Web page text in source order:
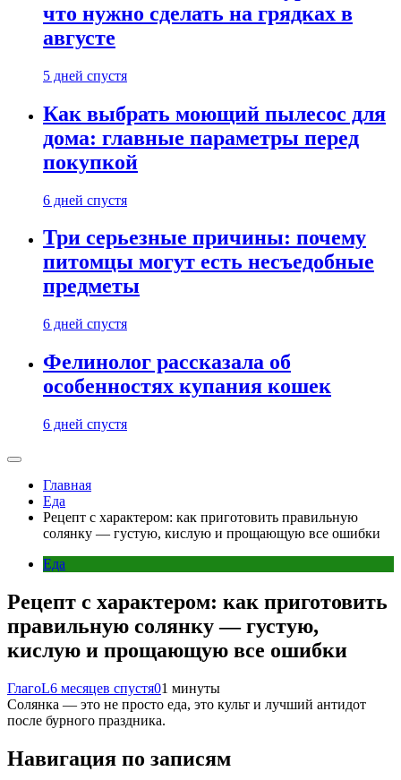
что нужно сделать на грядках в
августе
5 дней спустя
Как выбрать моющий пылесос для
дома: главные параметры перед
покупкой
6 дней спустя
Три серьезные причины: почему
питомцы могут есть несъедобные
предметы
6 дней спустя
Фелинолог рассказала об
особенностях купания кошек
6 дней спустя
Главная
Еда
Рецепт с характером: как приготовить правильную
солянку — густую, кислую и прощающую все ошибки
Еда
Рецепт с характером: как приготовить
правильную солянку — густую,
кислую и прощающую все ошибки
ГлагоL6 месяцев спустя01 минуты
Солянка — это не просто еда, это культ и лучший антидот
после бурного праздника.
Навигация по записям